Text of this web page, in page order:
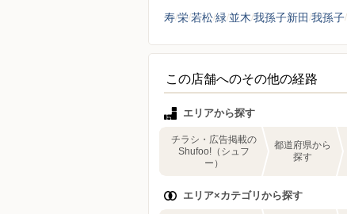
寿栄若松緑 並木 我孫子新田 我孫子
この店舗へのその他の経路
エリアから探す
チラシ・広告掲載の
Shufoo!（シュフ
ー）
都道府県から
探す
エリア×カテゴリから探す